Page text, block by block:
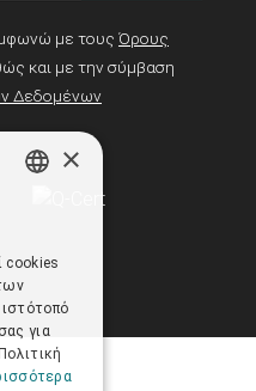
με τους Όρους
και με την σύμβαση
Δεδομένων
×
cookies
για